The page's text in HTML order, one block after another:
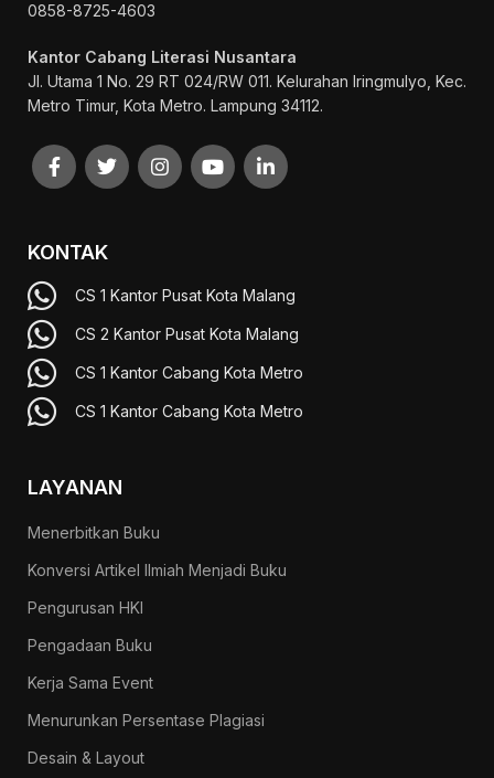
0858-8725-4603
Kantor Cabang Literasi Nusantara
Jl. Utama 1 No. 29 RT 024/RW 011. Kelurahan Iringmulyo, Kec.
Metro Timur, Kota Metro. Lampung 34112.
KONTAK
CS 1 Kantor Pusat Kota Malang
CS 2 Kantor Pusat Kota Malang
CS 1 Kantor Cabang Kota Metro
CS 1 Kantor Cabang Kota Metro
LAYANAN
Menerbitkan Buku
Konversi Artikel Ilmiah Menjadi Buku
Pengurusan HKI
Pengadaan Buku
Kerja Sama Event
Menurunkan Persentase Plagiasi
Desain & Layout